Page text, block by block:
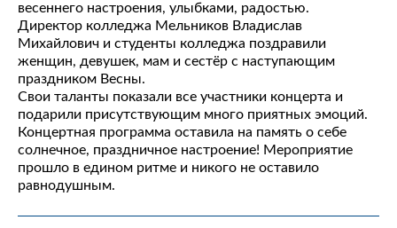
весеннего настроения, улыбками, радостью.
Директор колледжа Мельников Владислав
Михайлович и студенты колледжа поздравили
женщин, девушек, мам и сестёр с наступающим
праздником Весны.
Свои таланты показали все участники концерта и
подарили присутствующим много приятных эмоций.
Концертная программа оставила на память о себе
солнечное, праздничное настроение! Мероприятие
прошло в едином ритме и никого не оставило
равнодушным.